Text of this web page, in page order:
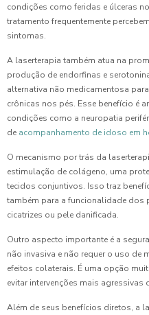
condições como feridas e úlceras
tratamento frequentemente
sintomas.
A laserterapia também atua na
produção de endorfinas e
alternativa não medicamentosa
crônicas nos pés. Esse benefício é
condições como a neuropatia
de acompanhamento de idoso em
O mecanismo por trás da
estimulação de colágeno, uma
tecidos conjuntivos. Isso traz
também para a funcionalidade dos
cicatrizes ou pele danificada.
Outro aspecto importante é a
não invasiva e não requer o uso de
efeitos colaterais. É uma opção
evitar intervenções mais
Além de seus benefícios diretos, a